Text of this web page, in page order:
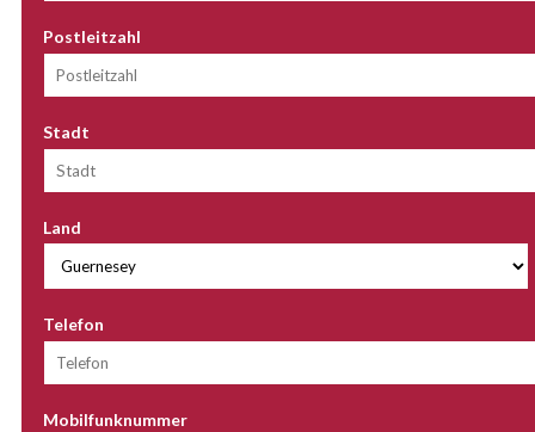
Postleitzahl
Stadt
Land
Telefon
Mobilfunknummer